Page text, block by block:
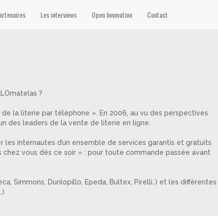
Les interviews Open Innovation Contact
?
la literie par téléphone ». En 2006, au vu des perspectives
des leaders de la vente de literie en ligne.
internautes d’un ensemble de services garantis et gratuits
vous dès ce soir » : pour toute commande passée avant
Simmons, Dunlopillo, Epeda, Bultex, Pirelli..) et les différentes